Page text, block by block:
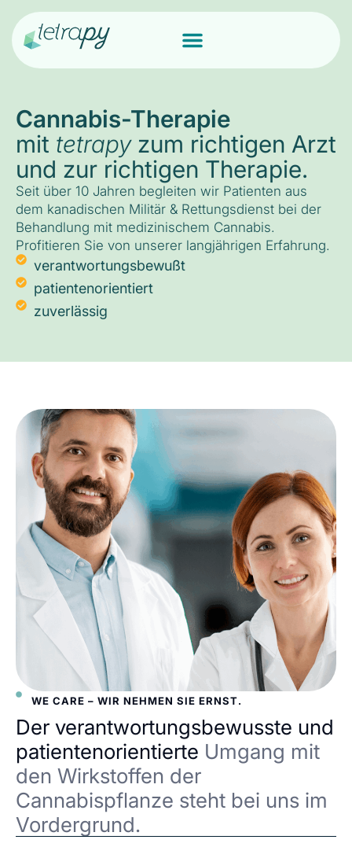
Cannabis-Therapie
mit tetrapyzum richtigen Arzt
und zur richtigen Therapie.
Seit über 10 Jahren begleiten wir Patienten aus
dem kanadischen Militär & Rettungsdienst bei der
Behandlung mit medizinischem Cannabis.
Profitieren Sie von unserer langjährigen Erfahrung.
verantwortungsbewußt
patientenorientiert
zuverlässig
WE CARE – WIR NEHMEN SIE ERNST.
Der verantwortungsbewusste und
patientenorientierte Umgang mit
den Wirkstoffen der
Cannabispflanze steht bei uns im
Vordergrund.